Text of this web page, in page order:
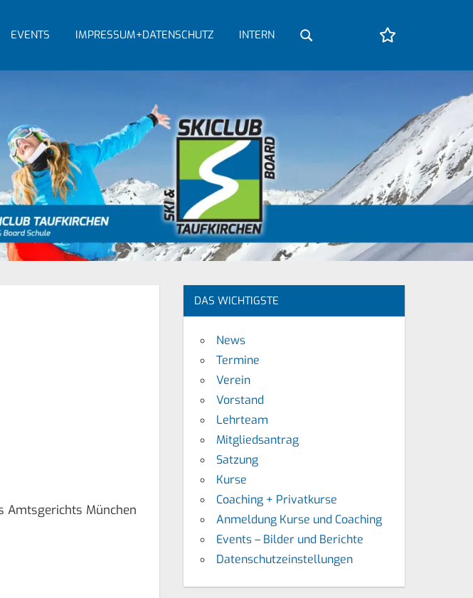
EVENTS IMPRESSUM+DATENSCHUTZ INTERN WeCanHelp.de
Amtsgerichts München
DAS WICHTIGSTE
News
Termine
Verein
Vorstand
Lehrteam
Mitgliedsantrag
Satzung
Kurse
Coaching + Privatkurse
Anmeldung Kurse und Coaching
Events – Bilder und Berichte
Datenschutzeinstellungen